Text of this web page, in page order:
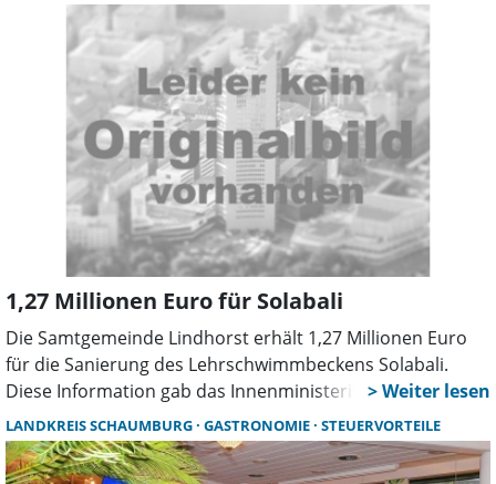
1,27 Millionen Euro für Solabali
Die Samtgemeinde Lindhorst erhält 1,27 Millionen Euro
für die Sanierung des Lehrschwimmbeckens Solabali.
Diese Information gab das Innenministerium bekannt. Die
Summe stammt aus dem
Sportstätteninvestitionsprogramm des Landes
Niedersachsen.
LANDKREIS SCHAUMBURG GASTRONOMIE STEUERVORTEILE